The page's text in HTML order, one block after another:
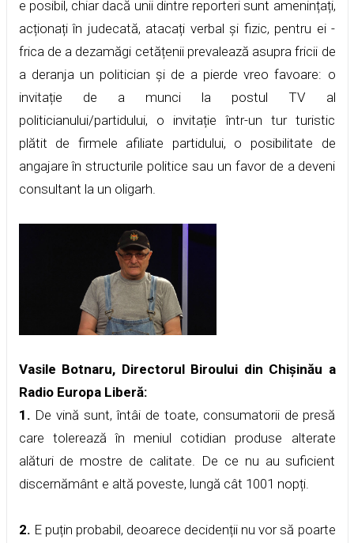
e posibil, chiar dacă unii dintre reporteri sunt amenințați,
acționați în judecată, atacați verbal și fizic, pentru ei -
frica de a dezamăgi cetățenii prevalează asupra fricii de
a deranja un politician și de a pierde vreo favoare: o
invitație de a munci la postul TV al
politicianului/partidului, o invitație într-un tur turistic
plătit de firmele afiliate partidului, o posibilitate de
angajare în structurile politice sau un favor de a deveni
consultant la un oligarh.
Vasile Botnaru, Directorul Biroului din Chișinău a
Radio Europa Liberă:
1. De vină sunt, întâi de toate, consumatorii de presă
care tolerează în meniul cotidian produse alterate
alături de mostre de calitate. De ce nu au suficient
discernământ e altă poveste, lungă cât 1001 nopți.
2. E puțin probabil, deoarece decidenții nu vor să poarte